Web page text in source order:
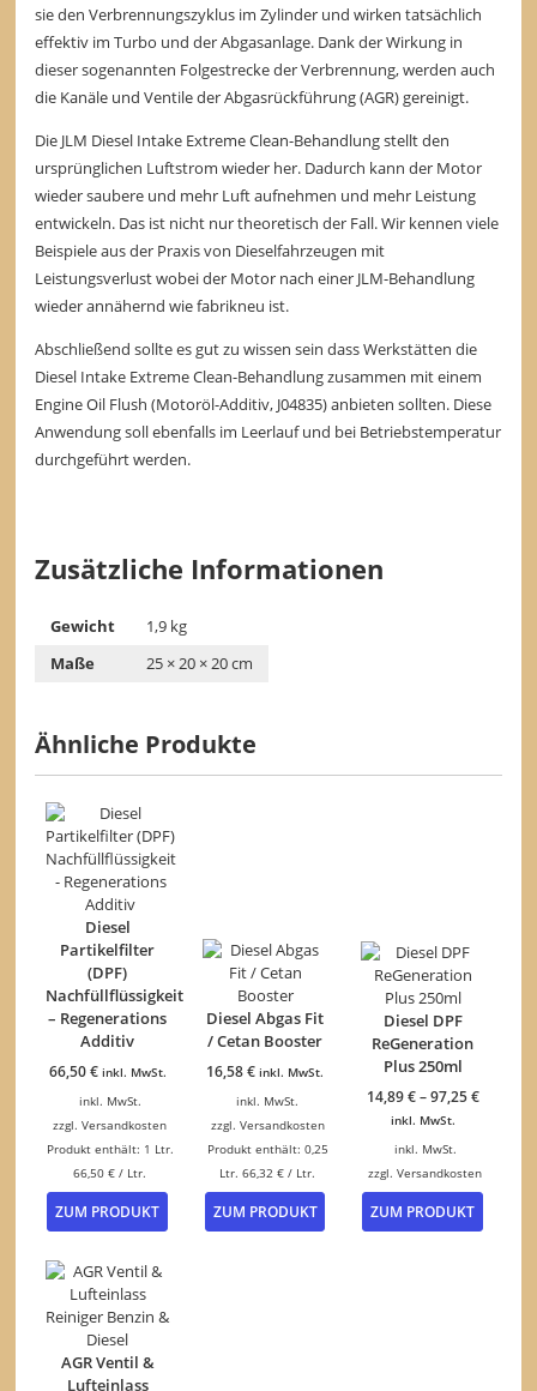
sie den Verbrennungszyklus im Zylinder und wirken tatsächlich
effektiv im Turbo und der Abgasanlage. Dank der Wirkung in
dieser sogenannten Folgestrecke der Verbrennung, werden auch
die Kanäle und Ventile der Abgasrückführung (AGR) gereinigt.
Die JLM Diesel Intake Extreme Clean-Behandlung stellt den
ursprünglichen Luftstrom wieder her. Dadurch kann der Motor
wieder saubere und mehr Luft aufnehmen und mehr Leistung
entwickeln. Das ist nicht nur theoretisch der Fall. Wir kennen viele
Beispiele aus der Praxis von Dieselfahrzeugen mit
Leistungsverlust wobei der Motor nach einer JLM-Behandlung
wieder annähernd wie fabrikneu ist.
Abschließend sollte es gut zu wissen sein dass Werkstätten die
Diesel Intake Extreme Clean-Behandlung zusammen mit einem
Engine Oil Flush (Motoröl-Additiv, J04835) anbieten sollten. Diese
Anwendung soll ebenfalls im Leerlauf und bei Betriebstemperatur
durchgeführt werden.
Zusätzliche Informationen
Gewicht
1,9 kg
Maße
25 × 20 × 20 cm
Ähnliche Produkte
Diesel
Partikelfilter
(DPF)
Nachfüllflüssigkeit
– Regenerations
Additiv
66,50€ inkl. MwSt.
inkl. MwSt.
zzgl.Versandkosten
Produkt enthält: 1 Ltr.
66,50€ / Ltr.
ZUM PRODUKT
Diesel Abgas Fit
/ Cetan Booster
16,58€ inkl. MwSt.
inkl. MwSt.
zzgl. Versandkosten
Produkt enthält: 0,25
Ltr. 66,32€ / Ltr.
ZUM PRODUKT
Diesel DPF
ReGeneration
Plus 250ml
14,89€–97,25€
inkl. MwSt.
inkl. MwSt.
zzgl.Versandkosten
ZUM PRODUKT
Dieses
AGR Ventil &
Lufteinlass